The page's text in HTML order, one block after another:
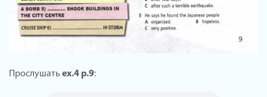
Прослушатьex.4 p.9: